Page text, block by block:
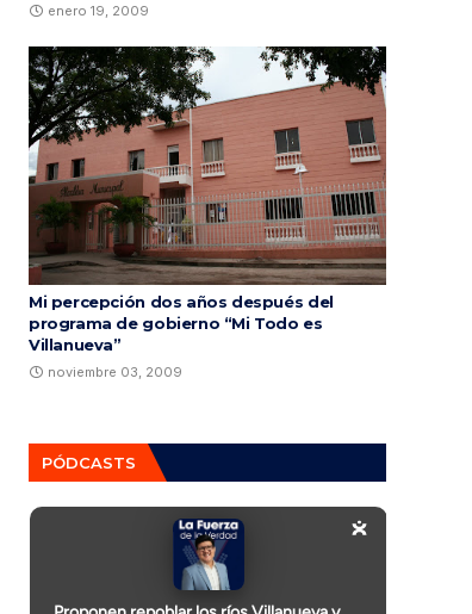
enero 19, 2009
Mi percepción dos años después del
programa de gobierno “Mi Todo es
Villanueva”
noviembre 03, 2009
PÓDCASTS